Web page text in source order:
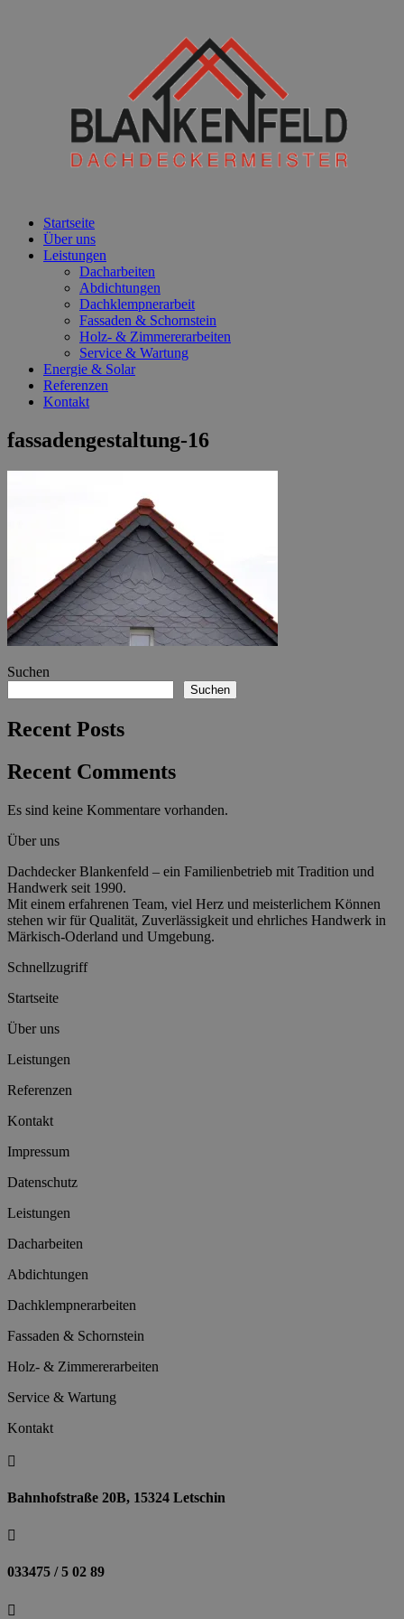
Startseite
Über uns
Leistungen
Dacharbeiten
Abdichtungen
Dachklempnerarbeit
Fassaden & Schornstein
Holz- & Zimmererarbeiten
Service & Wartung
Energie & Solar
Referenzen
Kontakt
fassadengestaltung-16
Suchen
Suchen
Recent Posts
Recent Comments
Es sind keine Kommentare vorhanden.
Über uns
Dachdecker Blankenfeld – ein Familienbetrieb mit Tradition und
Handwerk seit 1990.
Mit einem erfahrenen Team, viel Herz und meisterlichem Können
stehen wir für Qualität, Zuverlässigkeit und ehrliches Handwerk in
Märkisch-Oderland und Umgebung.
Schnellzugriff
Startseite
Über uns
Leistungen
Referenzen
Kontakt
Impressum
Datenschutz
Leistungen
Dacharbeiten
Abdichtungen
Dachklempnerarbeiten
Fassaden & Schornstein
Holz- & Zimmererarbeiten
Service & Wartung
Kontakt

Bahnhofstraße 20B, 15324 Letschin

033475 / 5 02 89
